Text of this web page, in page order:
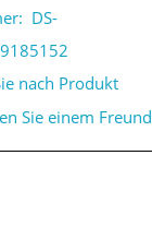
DS-
nach Produkt
Sie einem Freund